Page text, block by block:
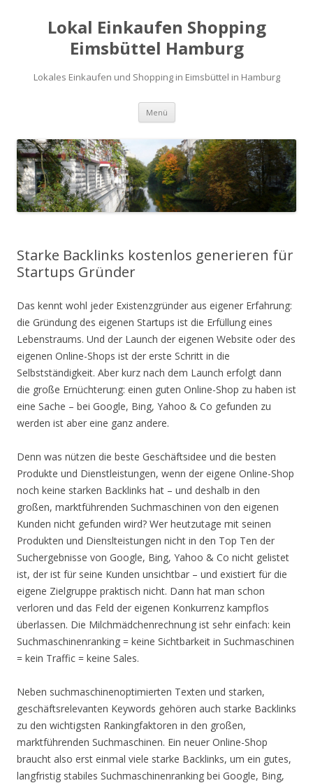
Lokal Einkaufen Shopping
Eimsbüttel Hamburg
Lokales Einkaufen und Shopping in Eimsbüttel in Hamburg
Menü Zum
springen
Starke Backlinks kostenlos generieren für
Startups Gründer
Das kennt wohl jeder Existenzgründer aus eigener Erfahrung:
die Gründung des eigenen Startups ist die Erfüllung eines
Lebenstraums. Und der Launch der eigenen Website oder des
eigenen Online-Shops ist der erste Schritt in die
Selbstständigkeit. Aber kurz nach dem Launch erfolgt dann
die große Ernüchterung: einen guten Online-Shop zu haben ist
eine Sache – bei Google, Bing, Yahoo & Co gefunden zu
werden ist aber eine ganz andere.
Denn was nützen die beste Geschäftsidee und die besten
Produkte und Dienstleistungen, wenn der eigene Online-Shop
noch keine starken Backlinks hat – und deshalb in den
großen, marktführenden Suchmaschinen von den eigenen
Kunden nicht gefunden wird? Wer heutzutage mit seinen
Produkten und Dienslteistungen nicht in den Top Ten der
Suchergebnisse von Google, Bing, Yahoo & Co nicht gelistet
ist, der ist für seine Kunden unsichtbar – und existiert für die
eigene Zielgruppe praktisch nicht. Dann hat man schon
verloren und das Feld der eigenen Konkurrenz kampflos
überlassen. Die Milchmädchenrechnung ist sehr einfach: kein
Suchmaschinenranking = keine Sichtbarkeit in Suchmaschinen
= kein Traffic = keine Sales.
Neben suchmaschinenoptimierten Texten und starken,
geschäftsrelevanten Keywords gehören auch starke Backlinks
zu den wichtigsten Rankingfaktoren in den großen,
marktführenden Suchmaschinen. Ein neuer Online-Shop
braucht also erst einmal viele starke Backlinks, um ein gutes,
langfristig stabiles Suchmaschinenranking bei Google, Bing,